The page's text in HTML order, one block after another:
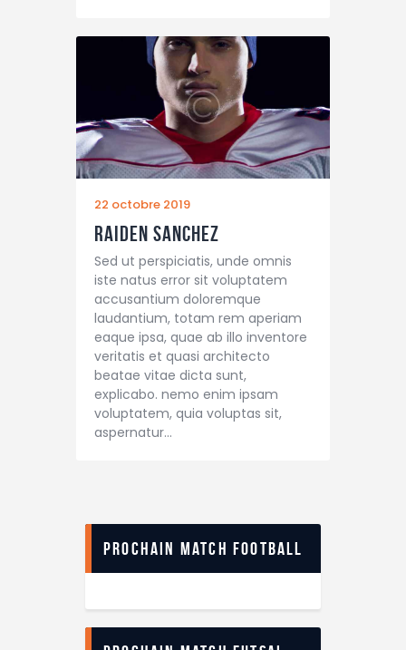
22 octobre 2019
Raiden Sanchez
Sed ut perspiciatis, unde omnis
iste natus error sit voluptatem
accusantium doloremque
laudantium, totam rem aperiam
eaque ipsa, quae ab illo inventore
veritatis et quasi architecto
beatae vitae dicta sunt,
explicabo. nemo enim ipsam
voluptatem, quia voluptas sit,
aspernatur…
Prochain match football